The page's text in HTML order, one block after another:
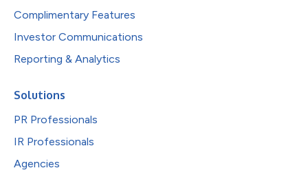
Complimentary Features
Investor Communications
Reporting & Analytics
Solutions
PR Professionals
IR Professionals
Agencies